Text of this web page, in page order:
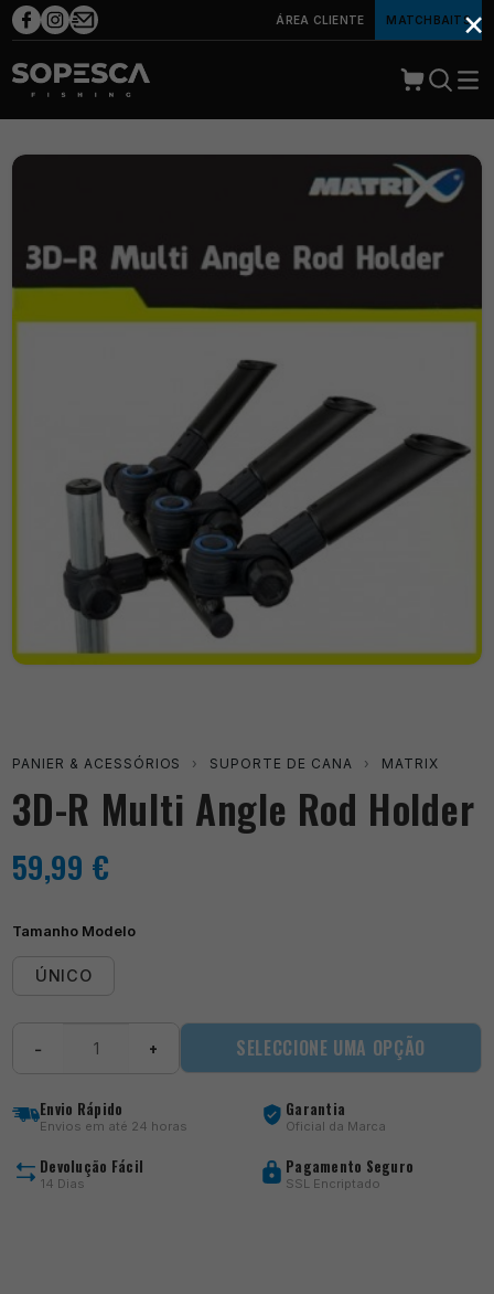
ÁREA CLIENTE MATCHBAITS
PANIER & ACESSÓRIOS › SUPORTE DE CANA › MATRIX
3D-R Multi Angle Rod Holder
59,99 €
Tamanho Modelo
ÚNICO
Multi
Angle
Holder
− + SELECCIONE UMA OPÇÃO
Envio Rápido
Envios em até 24 horas
Garantia
Oficial da Marca
Devolução Fácil
14 Dias
Pagamento Seguro
SSL Encriptado
×